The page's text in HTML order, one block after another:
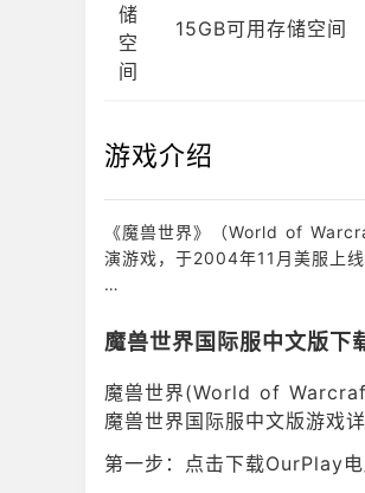
储
空
间
15GB可用存储空间
游戏介绍
《魔兽世界》（World of
演游戏，于2004年11月美服上
世界、征服怪物等。
2005年6月7日，《魔兽世界》
2023年1月17日，动视暴雪官方
魔兽世界国际服中文版下
魔兽世界(World of
魔兽世界国际服中文版游戏详
第一步：点击下载OurPlay电